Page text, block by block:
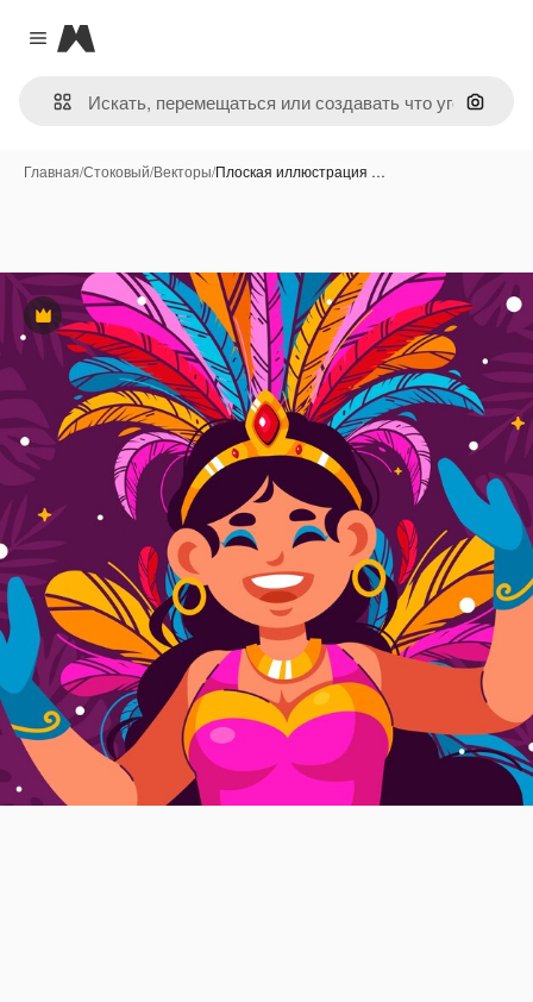
Close menu
Magnific
Поиск
Главная/Стоковый/Векторы/Плоская иллюстрация …
Премиум